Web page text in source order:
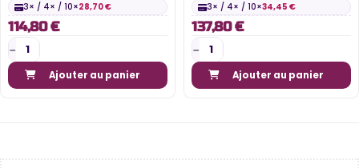
3× / 4× / 10×28,70 €
114,80 €
Ajouter au panier
3× / 4× / 10×34,45 €
137,80 €
Ajouter au panier